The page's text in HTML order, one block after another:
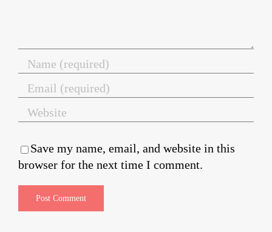
Save my name, email, and website in this
browser for the next time I comment.